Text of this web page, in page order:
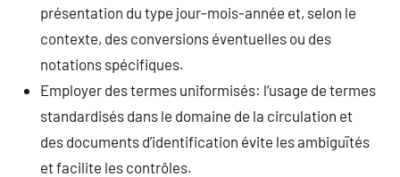
présentation du type jour-mois-année et, selon le
contexte, des conversions éventuelles ou des
notations spécifiques.
Employer des termes uniformisés: l’usage de termes
standardisés dans le domaine de la circulation et
des documents d’identification évite les ambiguïtés
et facilite les contrôles.